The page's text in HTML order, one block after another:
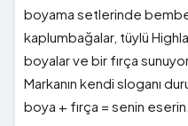
boyama setlerinde
kaplumbağalar, tüylü
boyalar ve bir fırça
Markanın kendi sloganı
boya + fırça = senin eserin.